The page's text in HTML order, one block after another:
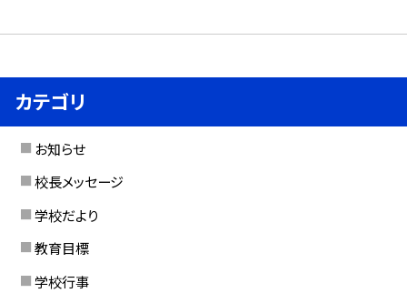
カテゴリ
お知らせ
校長メッセージ
学校だより
教育目標
学校行事